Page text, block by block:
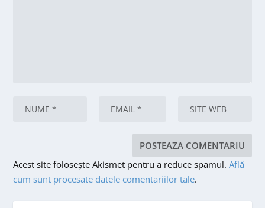
Acest site folosește Akismet pentru a reduce spamul.Află
cum sunt procesate datele comentariilor tale.